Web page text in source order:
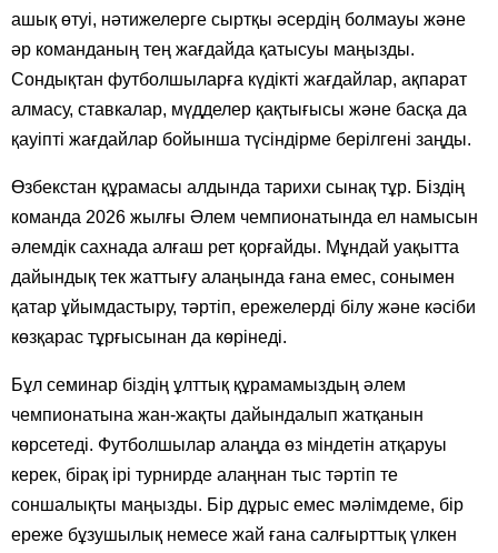
ашық өтуі, нәтижелерге сыртқы әсердің болмауы және
әр команданың тең жағдайда қатысуы маңызды.
Сондықтан футболшыларға күдікті жағдайлар, ақпарат
алмасу, ставкалар, мүдделер қақтығысы және басқа да
қауіпті жағдайлар бойынша түсіндірме берілгені заңды.
Өзбекстан құрамасы алдында тарихи сынақ тұр. Біздің
команда 2026 жылғы Әлем чемпионатында ел намысын
әлемдік сахнада алғаш рет қорғайды. Мұндай уақытта
дайындық тек жаттығу алаңында ғана емес, сонымен
қатар ұйымдастыру, тәртіп, ережелерді білу және кәсіби
көзқарас тұрғысынан да көрінеді.
Бұл семинар біздің ұлттық құрамамыздың әлем
чемпионатына жан-жақты дайындалып жатқанын
көрсетеді. Футболшылар алаңда өз міндетін атқаруы
керек, бірақ ірі турнирде алаңнан тыс тәртіп те
соншалықты маңызды. Бір дұрыс емес мәлімдеме, бір
ереже бұзушылық немесе жай ғана салғырттық үлкен